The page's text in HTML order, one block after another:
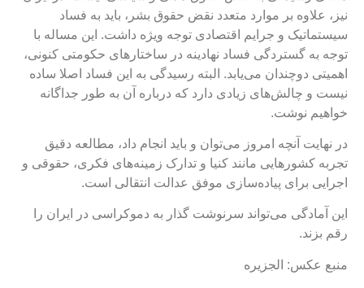
علاوه بر موارد متعدد نقض حقوق بشر، باید به فساد
و جرایم اقتصادی توجه ویژه داشت. این مساله با
به گستردگی فساد نهادینه در ساختارهای حکومتی کنونی،
دوچندان می‌یابد. البته رسیدگی به این فساد اصلا ساده
و چالش‌های زیادی دارد که درباره آن به طور جداگانه
نوشت.
نهایت آنچه امروز می‌توان و باید انجام داد، مطالعه دقیق
کشورهایی مانند کنیا و تدارک زمینه‌های فکری، حقوقی و
برای پیاده‌سازی موفق عدالت انتقالی است.
آمادگی می‌تواند سرنوشت گذار به دموکراسی در ایران را
بزند.
عکس: الجزیره